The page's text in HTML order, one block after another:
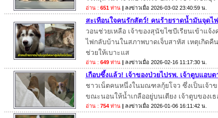
อ่าน : 651ท่าน | ลงข่าวเมื่อ 2026-03-02 23:40:59 น.
สะเทือนใจคนรักสัตว์! คนร้ายราดน้ำมันจุดไ
วอนช่วยเหลือ เจ้าของสุนัขไซบีเรียนเข้าแ
ไฟกลับบ้านในสภาพบาดเจ็บสาหัส เหตุเกิด
ช่วยให้เบาะแส
อ่าน : 649ท่าน | ลงข่าวเมื่อ 2026-02-16 11:17:30 น.
เกือบซึ้งแล้ว! เจ้าของป่วยไปรพ. เจ้าตูบแอบ
ชาวเน็ตคนหนึ่งในมณฑลกุ้ยโจว ซึ่งเป็นเจ้า
ขณะนอนให้น้ำเกลืออยู่บนเตียง เจ้าตูบของเ
อ่าน : 754ท่าน | ลงข่าวเมื่อ 2026-01-06 16:11:42 น.